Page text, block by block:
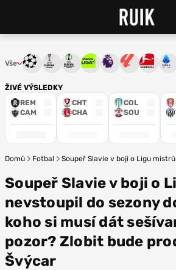
ŽIVÉ VÝSLEDKY
REM
CAM
CHT
CHA
COL
SOU
Vše Liga mistrůEvropská liga
Konferenční liga
Chance ligaPremier League
La Liga
Domů Fotbal Soupeř Slavie v boji o Ligu
Soupeř Slavie v boji o
nevstoupil do sezony
koho si musí dát
pozor? Zlobit bude
Švýcar